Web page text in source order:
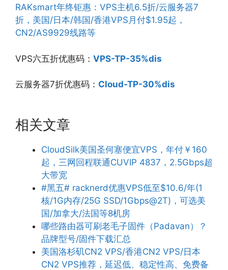
RAKsmart年终钜惠：VPS主机6.5折/云服务器7
折，美国/日本/韩国/香港VPS月付$1.95起，
CN2/AS9929线路等
VPS六五折优惠码： VPS-TP-35%dis
云服务器7折优惠码： Cloud-TP-30%dis
相关文章
CloudSilk美国圣何塞便宜VPS，年付￥160
起，三网回程联通CUVIP 4837，2.5Gbps超
大带宽
#黑五# racknerd优惠VPS低至$10.6/年(1
核/1G内存/25G SSD/1Gbps@2T)，可选美
国/加拿大/法国等8机房
哪些路由器可刷老毛子固件（Padavan）？
品牌型号/固件下载汇总
美国洛杉矶CN2 VPS/香港CN2 VPS/日本
CN2 VPS推荐，延迟低、稳定性高、免费备